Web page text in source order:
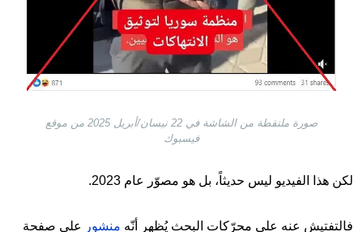
صورة ملتقطة من الشاشة في 22 نيسان/أبريل 2025 من موقع
فيسبوك
لكن هذا الفيديو ليس حديثاً، بل هو مصوّر عام 2023.
فالتفتيش عنه على محرّكات البحث يُظهر أنّه منشور على صفحة